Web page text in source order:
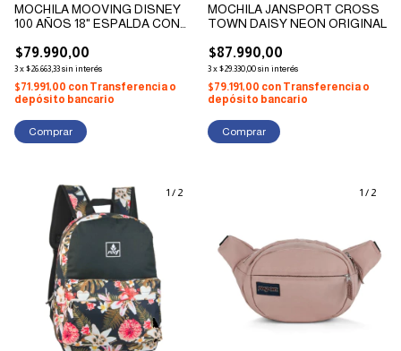
MOCHILA MOOVING DISNEY
100 AÑOS 18" ESPALDA CON
$79.990,00
3x$26.663,33sin interés
$71.991,00 con Transferencia o
depósito bancario
MOCHILA JANSPORT CROSS
TOWN DAISY NEON ORIGINAL
$87.990,00
3x$29.330,00sin interés
$79.191,00 con Transferencia o
depósito bancario
1 / 2 1 / 2